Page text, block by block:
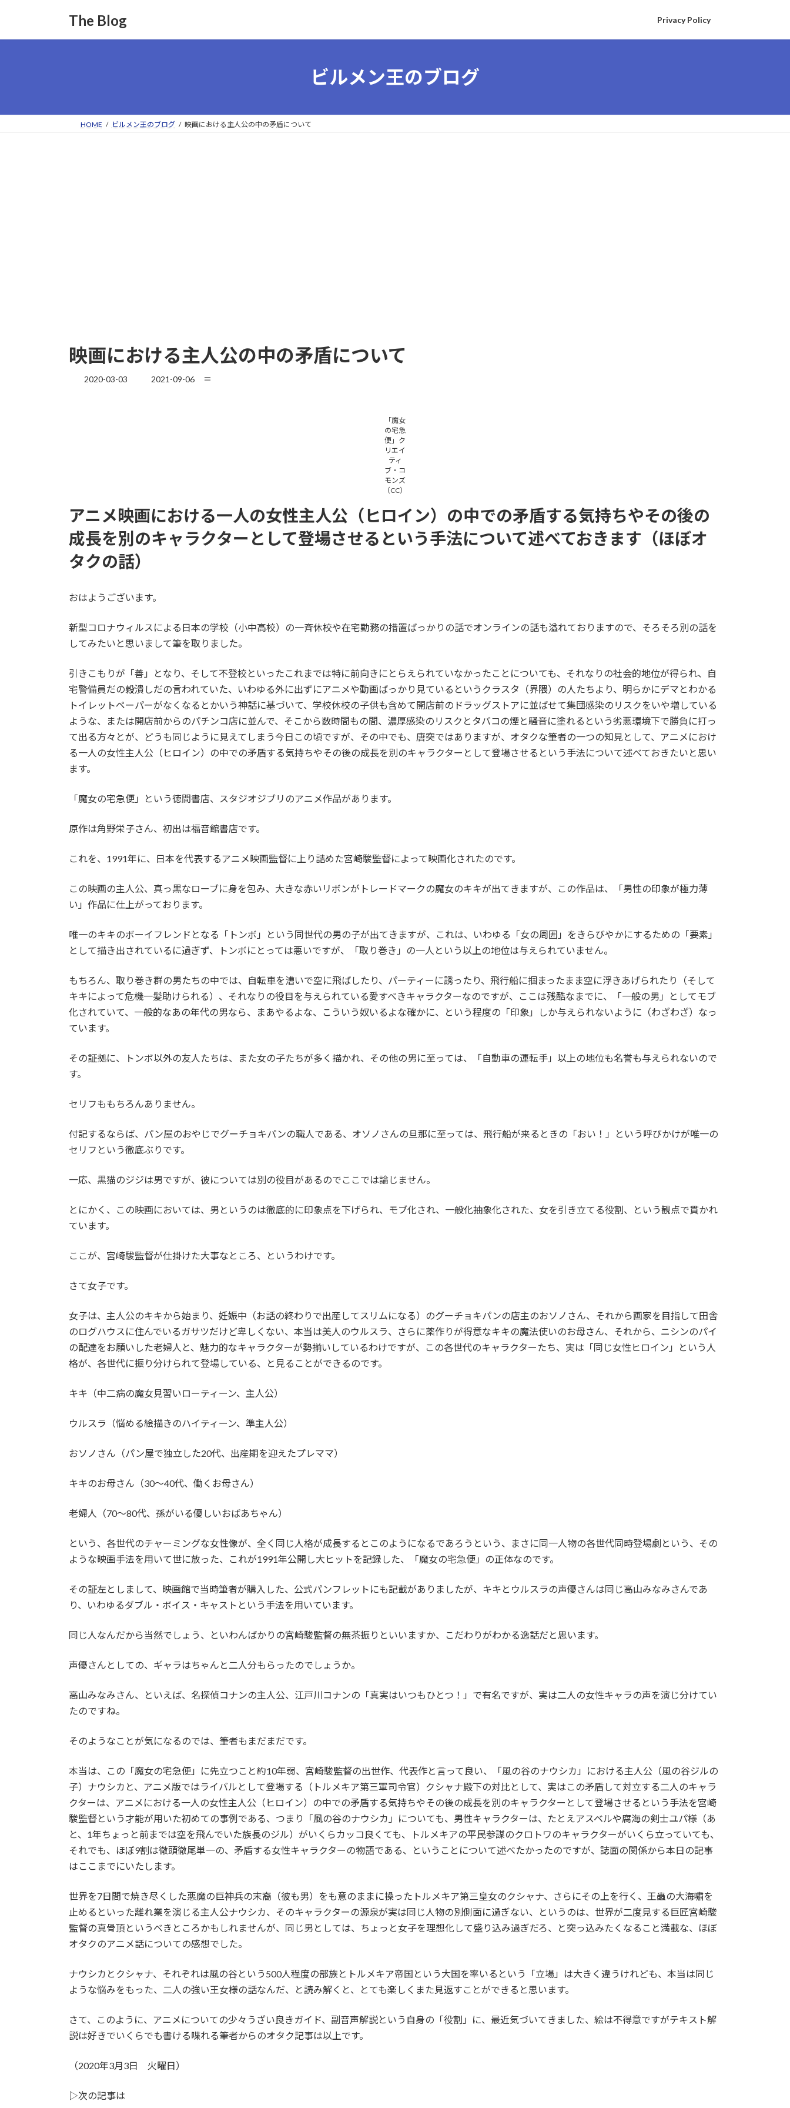
The Blog Privacy Policy
ビルメン王のブログ
HOME ビルメン王のブログ 映画における主人公の中の矛盾について
映画における主人公の中の矛盾について
2020-03-03
最
2021-09-06 ≡
「魔女
の宅急
便」ク
リエイ
ティ
ブ・コ
モンズ
（CC）
アニメ映画における一人の女性主人公（ヒロイン）の中での矛盾する気持ちやその後の
成長を別のキャラクターとして登場させるという手法について述べておきます（ほぼオ
タクの話）
おはようございます。
新型コロナウィルスによる日本の学校（小中高校）の一斉休校や在宅勤務の措置ばっかりの話でオンラインの話も溢れておりますので、そろそろ別の話を
してみたいと思いまして筆を取りました。
引きこもりが「善」となり、そして不登校といったこれまでは特に前向きにとらえられていなかったことについても、それなりの社会的地位が得られ、自
宅警備員だの穀潰しだの言われていた、いわゆる外に出ずにアニメや動画ばっかり見ているというクラスタ（界隈）の人たちより、明らかにデマとわかる
トイレットペーパーがなくなるとかいう神話に基づいて、学校休校の子供も含めて開店前のドラッグストアに並ばせて集団感染のリスクをいや増している
ような、または開店前からのパチンコ店に並んで、そこから数時間もの間、濃厚感染のリスクとタバコの煙と騒音に塗れるという劣悪環境下で勝負に打っ
て出る方々とが、どうも同じように見えてしまう今日この頃ですが、その中でも、唐突ではありますが、オタクな筆者の一つの知見として、アニメにおけ
る一人の女性主人公（ヒロイン）の中での矛盾する気持ちやその後の成長を別のキャラクターとして登場させるという手法について述べておきたいと思い
ます。
「魔女の宅急便」という徳間書店、スタジオジブリのアニメ作品があります。
原作は角野栄子さん、初出は福音館書店です。
これを、1991年に、日本を代表するアニメ映画監督に上り詰めた宮崎駿監督によって映画化されたのです。
この映画の主人公、真っ黒なローブに身を包み、大きな赤いリボンがトレードマークの魔女のキキが出てきますが、この作品は、「男性の印象が極力薄
い」作品に仕上がっております。
唯一のキキのボーイフレンドとなる「トンボ」という同世代の男の子が出てきますが、これは、いわゆる「女の周囲」をきらびやかにするための「要素」
として描き出されているに過ぎず、トンボにとっては悪いですが、「取り巻き」の一人という以上の地位は与えられていません。
もちろん、取り巻き群の男たちの中では、自転車を漕いで空に飛ばしたり、パーティーに誘ったり、飛行船に掴まったまま空に浮きあげられたり（そして
キキによって危機一髪助けられる）、それなりの役目を与えられている愛すべきキャラクターなのですが、ここは残酷なまでに、「一般の男」としてモブ
化されていて、一般的なあの年代の男なら、まあやるよな、こういう奴いるよな確かに、という程度の「印象」しか与えられないように（わざわざ）なっ
ています。
その証拠に、トンボ以外の友人たちは、また女の子たちが多く描かれ、その他の男に至っては、「自動車の運転手」以上の地位も名誉も与えられないので
す。
セリフももちろんありません。
付記するならば、パン屋のおやじでグーチョキパンの職人である、オソノさんの旦那に至っては、飛行船が来るときの「おい！」という呼びかけが唯一の
セリフという徹底ぶりです。
一応、黒猫のジジは男ですが、彼については別の役目があるのでここでは論じません。
とにかく、この映画においては、男というのは徹底的に印象点を下げられ、モブ化され、一般化抽象化された、女を引き立てる役割、という観点で貫かれ
ています。
ここが、宮崎駿監督が仕掛けた大事なところ、というわけです。
さて女子です。
女子は、主人公のキキから始まり、妊娠中（お話の終わりで出産してスリムになる）のグーチョキパンの店主のおソノさん、それから画家を目指して田舎
のログハウスに住んでいるガサツだけど卑しくない、本当は美人のウルスラ、さらに薬作りが得意なキキの魔法使いのお母さん、それから、ニシンのパイ
の配達をお願いした老婦人と、魅力的なキャラクターが勢揃いしているわけですが、この各世代のキャラクターたち、実は「同じ女性ヒロイン」という人
格が、各世代に振り分けられて登場している、と見ることができるのです。
キキ（中二病の魔女見習いローティーン、主人公）
ウルスラ（悩める絵描きのハイティーン、準主人公）
おソノさん（パン屋で独立した20代、出産期を迎えたプレママ）
キキのお母さん（30〜40代、働くお母さん）
老婦人（70〜80代、孫がいる優しいおばあちゃん）
という、各世代のチャーミングな女性像が、全く同じ人格が成長するとこのようになるであろうという、まさに同一人物の各世代同時登場劇という、その
ような映画手法を用いて世に放った、これが1991年公開し大ヒットを記録した、「魔女の宅急便」の正体なのです。
その証左としまして、映画館で当時筆者が購入した、公式パンフレットにも記載がありましたが、キキとウルスラの声優さんは同じ高山みなみさんであ
り、いわゆるダブル・ボイス・キャストという手法を用いています。
同じ人なんだから当然でしょう、といわんばかりの宮崎駿監督の無茶振りといいますか、こだわりがわかる逸話だと思います。
声優さんとしての、ギャラはちゃんと二人分もらったのでしょうか。
高山みなみさん、といえば、名探偵コナンの主人公、江戸川コナンの「真実はいつもひとつ！」で有名ですが、実は二人の女性キャラの声を演じ分けてい
たのですね。
そのようなことが気になるのでは、筆者もまだまだです。
本当は、この「魔女の宅急便」に先立つこと約10年弱、宮崎駿監督の出世作、代表作と言って良い、「風の谷のナウシカ」における主人公（風の谷ジルの
子）ナウシカと、アニメ版ではライバルとして登場する（トルメキア第三軍司令官）クシャナ殿下の対比として、実はこの矛盾して対立する二人のキャラ
クターは、アニメにおける一人の女性主人公（ヒロイン）の中での矛盾する気持ちやその後の成長を別のキャラクターとして登場させるという手法を宮崎
駿監督という才能が用いた初めての事例である、つまり「風の谷のナウシカ」についても、男性キャラクターは、たとえアスベルや腐海の剣士ユパ様（あ
と、1年ちょっと前までは空を飛んでいた族長のジル）がいくらカッコ良くても、トルメキアの平民参謀のクロトワのキャラクターがいくら立っていても、
それでも、ほぼ9割は徹頭徹尾単一の、矛盾する女性キャラクターの物語である、ということについて述べたかったのですが、誌面の関係から本日の記事
はここまでにいたします。
世界を7日間で焼き尽くした悪魔の巨神兵の末裔（彼も男）をも意のままに操ったトルメキア第三皇女のクシャナ、さらにその上を行く、王蟲の大海嘯を
止めるといった離れ業を演じる主人公ナウシカ、そのキャラクターの源泉が実は同じ人物の別側面に過ぎない、というのは、世界が二度見する巨匠宮崎駿
監督の真骨頂というべきところかもしれませんが、同じ男としては、ちょっと女子を理想化して盛り込み過ぎだろ、と突っ込みたくなること満載な、ほぼ
オタクのアニメ話についての感想でした。
ナウシカとクシャナ、それぞれは風の谷という500人程度の部族とトルメキア帝国という大国を率いるという「立場」は大きく違うけれども、本当は同じ
ような悩みをもった、二人の強い王女様の話なんだ、と読み解くと、とても楽しくまた見返すことができると思います。
さて、このように、アニメについての少々うざい良きガイド、副音声解説という自身の「役割」に、最近気づいてきました、絵は不得意ですがテキスト解
説は好きでいくらでも書ける喋れる筆者からのオタク記事は以上です。
（2020年3月3日 火曜日）
▷次の記事は